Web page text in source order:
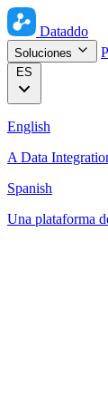
Dataddo
Soluciones
ES
English
A Data
Spanish
Una plataforma